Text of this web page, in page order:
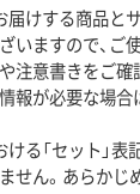
届けする商品と
いますので、ご
注意書きをご確
報が必要な場合
ける「セット」
せん。あらかじ